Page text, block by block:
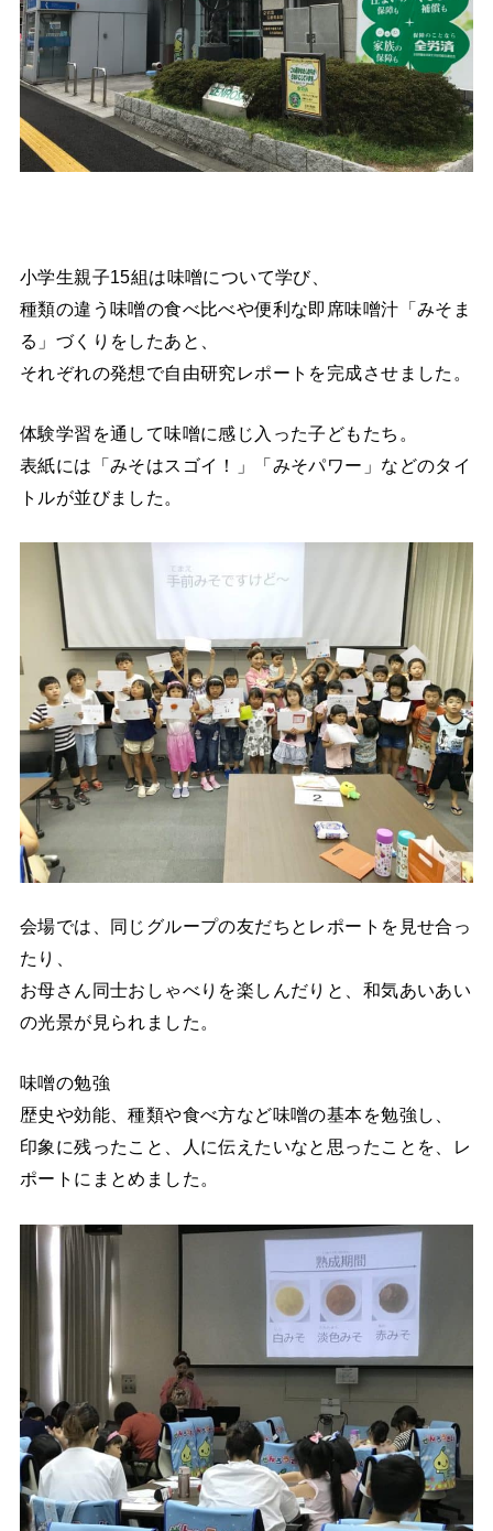
小学生親子15組は味噌について学び、
種類の違う味噌の食べ比べや便利な即席味噌汁「みそま
る」づくりをしたあと、
それぞれの発想で自由研究レポートを完成させました。
体験学習を通して味噌に感じ入った子どもたち。
表紙には「みそはスゴイ！」「みそパワー」などのタイ
トルが並びました。
会場では、同じグループの友だちとレポートを見せ合っ
たり、
お母さん同士おしゃべりを楽しんだりと、和気あいあい
の光景が見られました。
味噌の勉強
歴史や効能、種類や食べ方など味噌の基本を勉強し、
印象に残ったこと、人に伝えたいなと思ったことを、レ
ポートにまとめました。